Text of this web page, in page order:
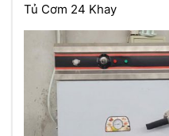
Tủ Cơm 24 Khay